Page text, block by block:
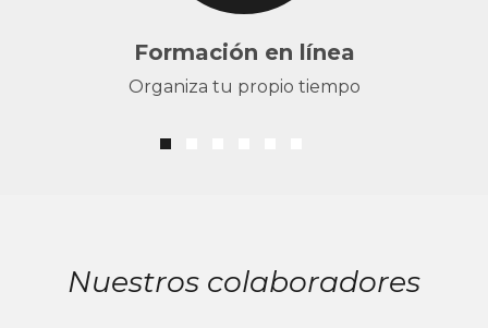
Formación en línea
Organiza tu propio tiempo
Nuestros colaboradores